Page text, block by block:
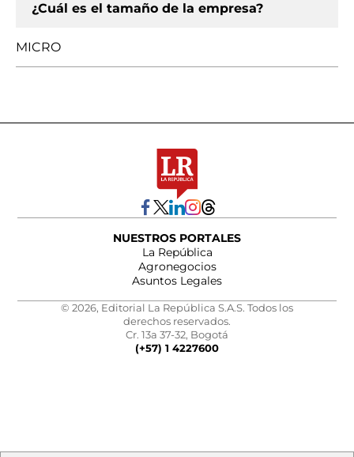
¿Cuál es el tamaño de la empresa?
MICRO
NUESTROS PORTALES
La República
Agronegocios
Asuntos Legales
© 2026, Editorial La República S.A.S. Todos los
derechos reservados.
Cr. 13a 37-32, Bogotá
(+57) 1 4227600